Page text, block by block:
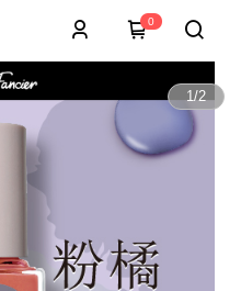
0
1/2